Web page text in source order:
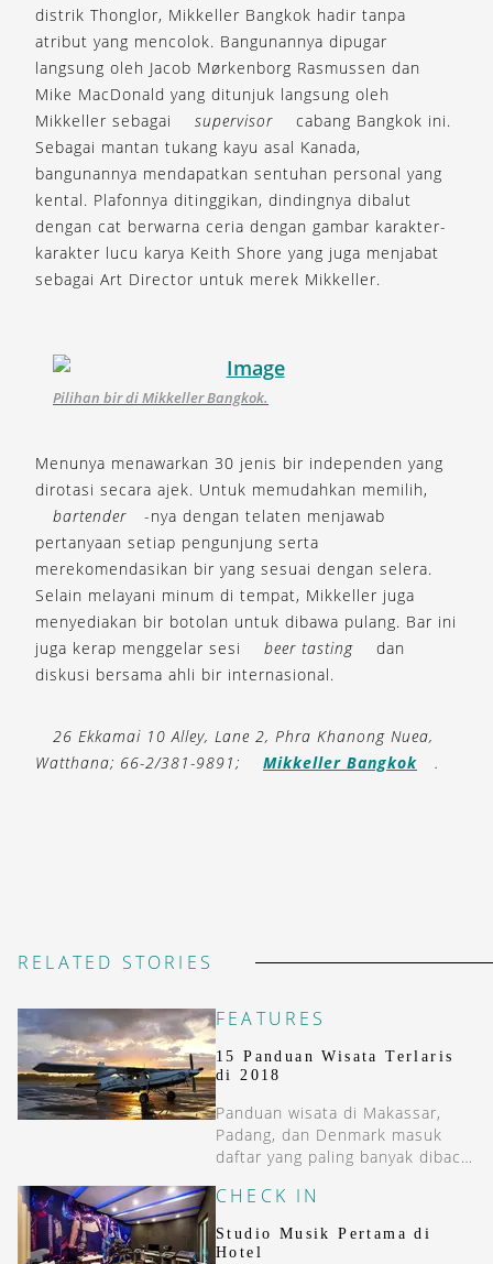
distrik Thonglor, Mikkeller Bangkok hadir tanpa
atribut yang mencolok. Bangunannya dipugar
langsung oleh Jacob Mørkenborg Rasmussen dan
Mike MacDonald yang ditunjuk langsung oleh
Mikkeller sebagai
supervisor
cabang Bangkok ini.
Sebagai mantan tukang kayu asal Kanada,
bangunannya mendapatkan sentuhan personal yang
kental. Plafonnya ditinggikan, dindingnya dibalut
dengan cat berwarna ceria dengan gambar karakter-
karakter lucu karya Keith Shore yang juga menjabat
sebagai Art Director untuk merek Mikkeller.
Pilihan bir di Mikkeller Bangkok.
Menunya menawarkan 30 jenis bir independen yang
dirotasi secara ajek. Untuk memudahkan memilih,
bartender
-nya dengan telaten menjawab
pertanyaan setiap pengunjung serta
merekomendasikan bir yang sesuai dengan selera.
Selain melayani minum di tempat, Mikkeller juga
menyediakan bir botolan untuk dibawa pulang. Bar ini
juga kerap menggelar sesi
beer tasting
dan
diskusi bersama ahli bir internasional.
26 Ekkamai 10 Alley, Lane 2, Phra Khanong Nuea,
Watthana; 66-2/381-9891;
Mikkeller Bangkok .
RELATED STORIES
FEATURES
15 Panduan Wisata Terlaris
di 2018
Panduan wisata di Makassar,
Padang, dan Denmark masuk
daftar yang paling banyak dibaca
CHECK IN
Studio Musik Pertama di
Hotel